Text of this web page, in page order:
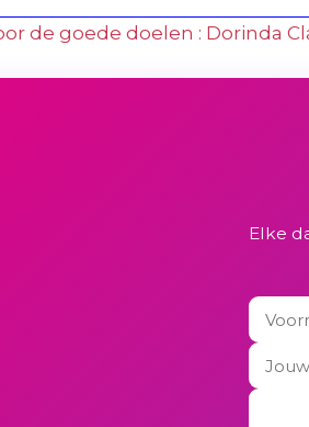
de goede doelen : Dorinda
Elke